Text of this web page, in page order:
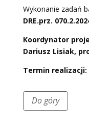
Wykonanie zadań
DRE.prz.
Koordynator
Dariusz Lisiak,
Termin realizacji:
Do góry